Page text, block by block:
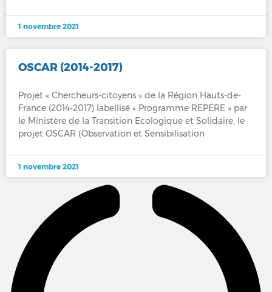
1 novembre 2021
OSCAR (2014-2017)
Projet « Chercheurs-citoyens » de la Région Hauts-de-
France (2014-2017) labellisé « Programme REPERE » par
le Ministère de la Transition Ecologique et Solidaire, le
projet OSCAR (Observation et Sensibilisation
1 novembre 2021